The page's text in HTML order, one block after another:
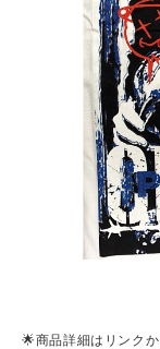
🌟商品詳細はリンク